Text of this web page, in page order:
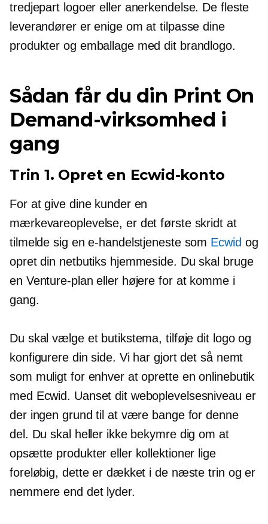
tredjepart logoer eller anerkendelse. De fleste
leverandører er enige om at tilpasse dine
produkter og emballage med dit brandlogo.
Sådan får du din Print On
Demand-virksomhed i
gang
Trin 1. Opret en Ecwid-konto
For at give dine kunder en
mærkevareoplevelse, er det første skridt at
tilmelde sig en e-handelstjeneste som Ecwid og
opret din netbutiks hjemmeside. Du skal bruge
en Venture-plan eller højere for at komme i
gang.
Du skal vælge et butikstema, tilføje dit logo og
konfigurere din side. Vi har gjort det så nemt
som muligt for enhver at oprette en onlinebutik
med Ecwid. Uanset dit weboplevelsesniveau er
der ingen grund til at være bange for denne
del. Du skal heller ikke bekymre dig om at
opsætte produkter eller kollektioner lige
foreløbig, dette er dækket i de næste trin og er
nemmere end det lyder.